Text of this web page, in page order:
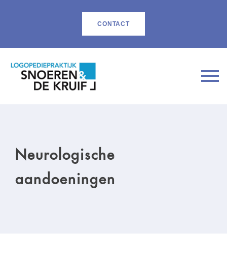
CONTACT
Neurologische
aandoeningen